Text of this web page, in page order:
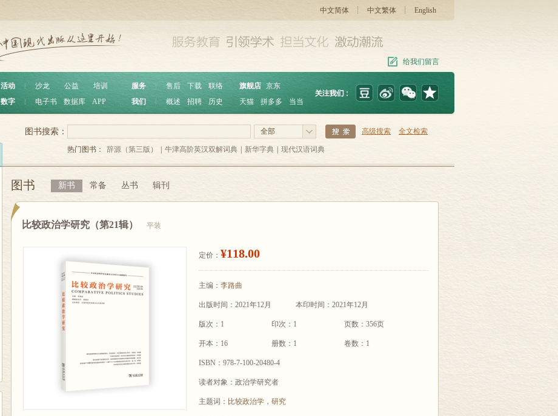
中文简体 中文繁体 English
给我们留言
活动 沙龙 公益
培训
数字
电子书 数据库 APP
服务 ︱ 售后 下载
联络
我们
概述 招聘 历史
旗舰店 京东
天猫
拼多多 当当
全部 高级搜索 全文检索
图书搜索：
热门图书： 辞源（第三版） 牛津高阶英汉双解词典 新华字典 现代汉语词典
图书 新书 常备 丛书 辑刊
比较政治学研究（第21辑） 平装
定价： ¥118.00
主编： 李路曲
出版时间：2021年12月 本印时间：2021年12月
版次：1 印次：1 页数：356页
开本：16 册数：1 卷数：1
ISBN：978-7-100-20480-4
读者对象：政治学研究者
主题词： 比较政治学 ， 研究